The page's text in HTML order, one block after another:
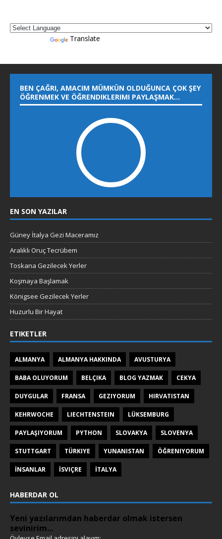
Translate
BEN ÇAĞRI, AMACIM MÜMKÜN OLDUĞUNCA ÇOK ŞEY
ÖĞRENMEK VE ÖĞRENDIKLERIMI PAYLAŞMAK…
EN SON YAZILAR
Güney İtalya Gezi Maceramız
Aralıklı Oruç Tecrübem
Toskana Gezilecek Yerler
Koşmaya Başlamak
Königsee Gezilecek Yerler
Huzurlu Bir Hayat
ETIKETLER
ALMANYA ALMANYA HAKKINDA AVUSTURYA
BABA OLUYORUM BELÇIKA BLOG YAZMAK CEKYA
DUYGULAR FRANSA GEZIYORUM HIRVATISTAN
KEHRWOCHE LIECHTENSTEIN LÜKSEMBURG
PAYLAŞIYORUM PYTHON SLOVAKYA SLOVENYA
STUTTGART TÜRKIYE YUNANISTAN ÖĞRENIYORUM
İNSANLAR İSVIÇRE İTALYA
HABERDAR OL
Yeni yazılarımdan haberdar olmak istersen
sevinirim...